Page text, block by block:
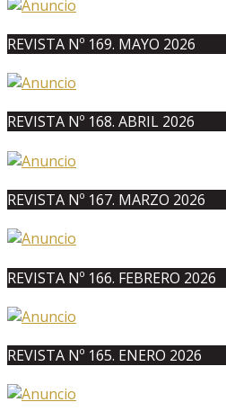
REVISTA Nº 169. MAYO 2026
REVISTA Nº 168. ABRIL 2026
REVISTA Nº 167. MARZO 2026
REVISTA Nº 166. FEBRERO 2026
REVISTA Nº 165. ENERO 2026